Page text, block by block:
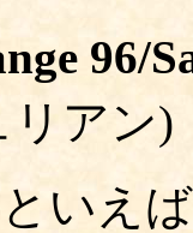
96/
リアン)
いえ